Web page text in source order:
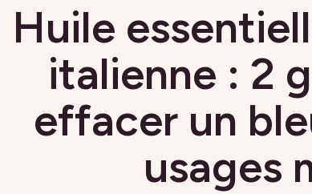
Huile
italienne : 2
effacer un
usages